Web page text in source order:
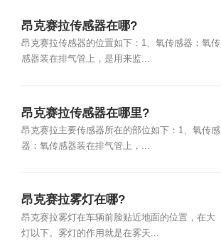
昂克赛拉传感器在哪?
昂克赛拉传感器的位置如下：1、氧传感器：氧传
感器装在排气管上，是用来监...
昂克赛拉传感器在哪里?
昂克赛拉主要传感器所在的部位如下：1、氧传感
器：氧传感器装在排气管上，...
昂克赛拉雾灯在哪?
昂克赛拉雾灯在车辆前脸贴近地面的位置，在大
灯以下。雾灯的作用就是在雾天...